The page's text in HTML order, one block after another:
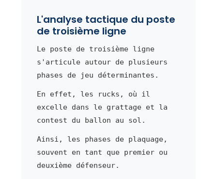
L'analyse tactique du poste
de troisième ligne
Le poste de troisième ligne
s'articule autour de plusieurs
phases de jeu déterminantes.
En effet, les rucks, où il
excelle dans le grattage et la
contest du ballon au sol.
Ainsi, les phases de plaquage,
souvent en tant que premier ou
deuxième défenseur.